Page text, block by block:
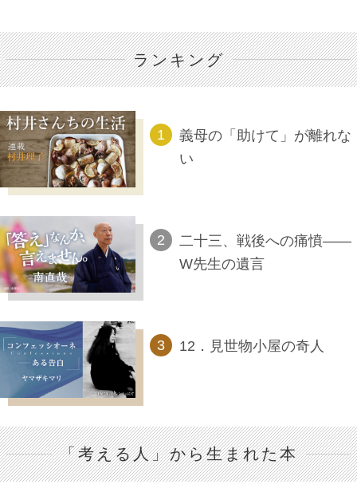
ランキング
義母の「助けて」が離れな
い
二十三、戦後への痛憤――
W先生の遺言
12．見世物小屋の奇人
「考える人」から生まれた本